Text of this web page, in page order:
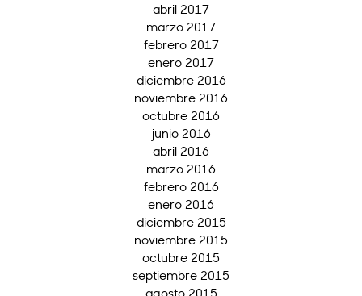
abril 2017
marzo 2017
febrero 2017
enero 2017
diciembre 2016
noviembre 2016
octubre 2016
junio 2016
abril 2016
marzo 2016
febrero 2016
enero 2016
diciembre 2015
noviembre 2015
octubre 2015
septiembre 2015